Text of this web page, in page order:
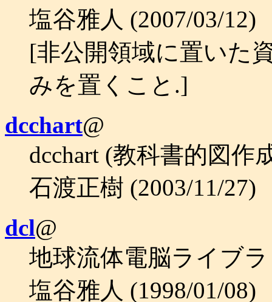
塩谷雅人 (2007/03/12)
[非公開領域に置いた
みを置くこと.]
dcchart@
dcchart (教科書的図作
石渡正樹 (2003/11/27)
dcl@
地球流体電脳ライブ
塩谷雅人 (1998/01/08)